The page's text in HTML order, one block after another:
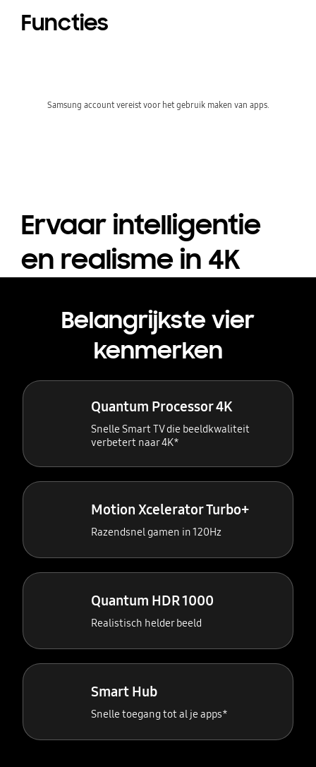
Functies
Samsung account vereist voor het gebruik maken van apps.
Ervaar intelligentie
en realisme in 4K
Belangrijkste vier
kenmerken
Quantum Processor 4K
Snelle Smart TV die beeldkwaliteit
verbetert naar 4K*
Motion Xcelerator Turbo+
Razendsnel gamen in 120Hz
Quantum HDR 1000
Realistisch helder beeld
Smart Hub
Snelle toegang tot al je apps*